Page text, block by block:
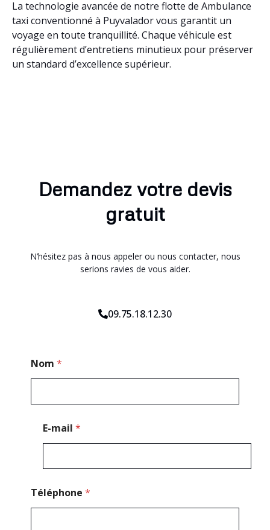
La technologie avancée de notre flotte de Ambulance
taxi conventionné à Puyvalador vous garantit un
voyage en toute tranquillité. Chaque véhicule est
régulièrement d’entretiens minutieux pour préserver
un standard d’excellence supérieur.
Demandez votre devis
gratuit
N’hésitez pas à nous appeler ou nous contacter, nous
serions ravies de vous aider.
09.75.18.12.30
Nom *
s
a
E-mail *
Téléphone *